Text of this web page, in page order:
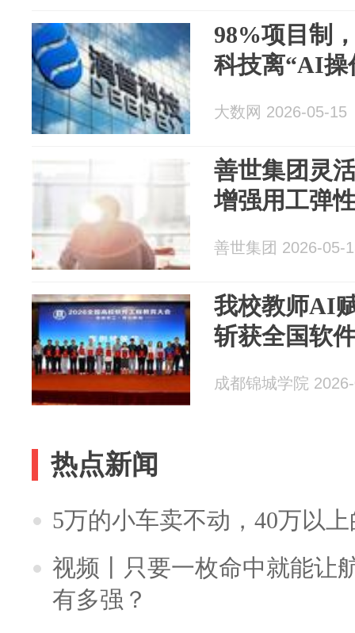
98%项目制
科技离“AI操
大数网 2026-05-15
善世集团灵
增强用工弹
善世集团 2026-05-
我校教师AI
斩获全国软
成都锦城学院
热点新闻
5万的小车卖不动，40万以
视频丨只要一枚命中就能让
有多强？